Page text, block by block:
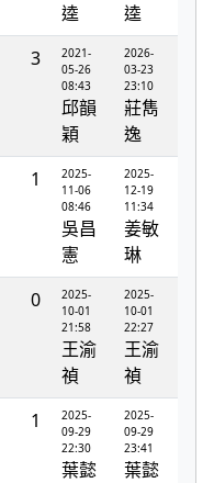
逵
逵
3
2021-
05-26
08:43
邱韻
穎
2026-
03-23
23:10
莊雋
逸
1
2025-
11-06
08:46
吳昌
憲
2025-
12-19
11:34
姜敏
琳
0
2025-
10-01
21:58
王渝
禎
2025-
10-01
22:27
王渝
禎
1
2025-
09-29
22:30
葉懿
2025-
09-29
23:41
葉懿